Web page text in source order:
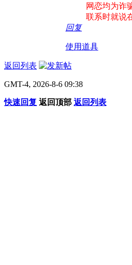
网恋均为诈
联系时就说
回复
使用道具
返回列表
GMT-4, 2026-8-6 09:38
快速回复 返回顶部 返回列表